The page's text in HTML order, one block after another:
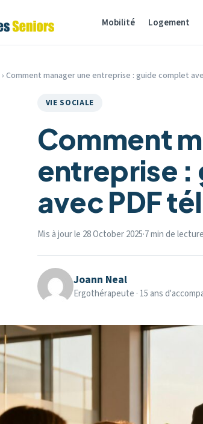
Mobilité Logement
› Comment manager une entreprise : guide complet
VIE SOCIALE
Comment
entreprise
avec PDF
Mis à jour le 28 October 2025·7 min de lecture
Joann Neal
Ergothérapeute · 15 ans